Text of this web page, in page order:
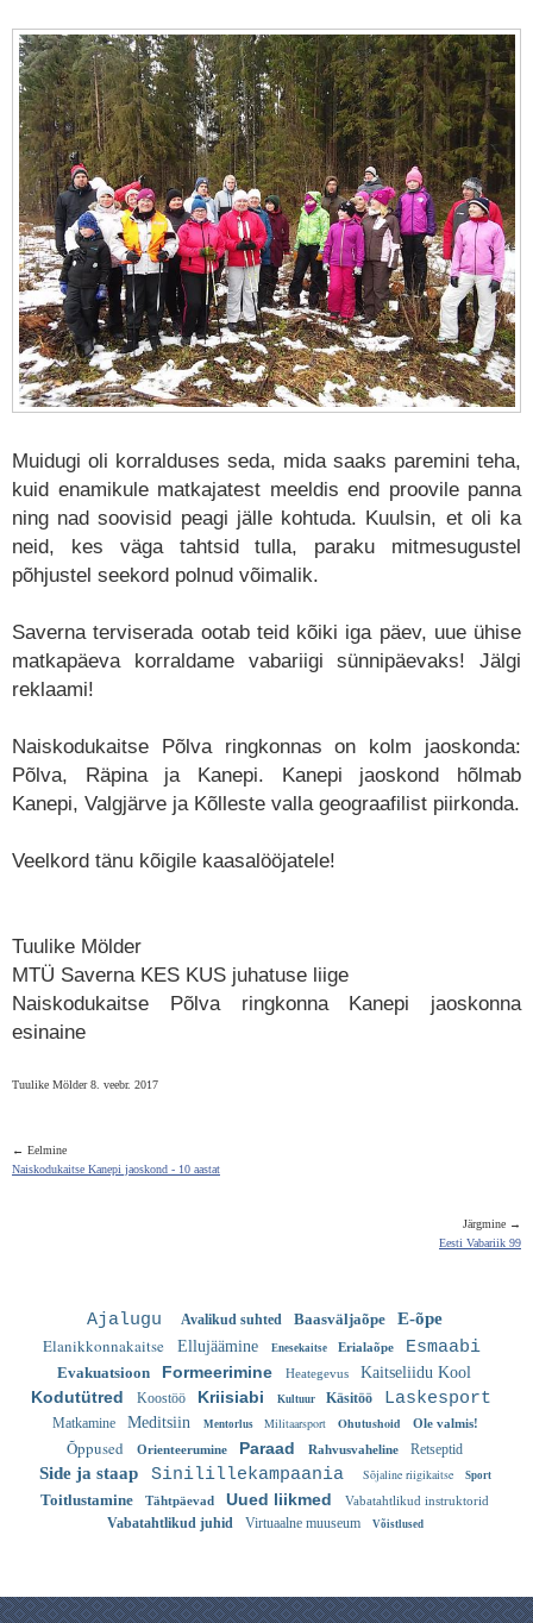
Muidugi oli korralduses seda, mida saaks paremini teha,
kuid enamikule matkajatest meeldis end proovile panna
ning nad soovisid peagi jälle kohtuda. Kuulsin, et oli ka
neid, kes väga tahtsid tulla, paraku mitmesugustel
põhjustel seekord polnud võimalik.
Saverna terviserada ootab teid kõiki iga päev, uue ühise
matkapäeva korraldame vabariigi sünnipäevaks! Jälgi
reklaami!
Naiskodukaitse Põlva ringkonnas on kolm jaoskonda:
Põlva, Räpina ja Kanepi. Kanepi jaoskond hõlmab
Kanepi, Valgjärve ja Kõlleste valla geograafilist piirkonda.
Veelkord tänu kõigile kaasalööjatele!
Tuulike Mölder
MTÜ Saverna KES KUS juhatuse liige
Naiskodukaitse Põlva ringkonna Kanepi jaoskonna
esinaine
Tuulike Mölder 8. veebr. 2017
← Eelmine
Naiskodukaitse Kanepi jaoskond - 10 aastat
Järgmine →
Eesti Vabariik 99
Ajalugu Avalikud suhted Baasväljaõpe E-õpe
Elanikkonnakaitse Ellujäämine Enesekaitse Erialaõpe Esmaabi
Evakuatsioon Formeerimine Heategevus Kaitseliidu Kool
Kodutütred Koostöö Kriisiabi Kultuur Käsitöö Laskesport
Matkamine Meditsiin Mentorlus Militaarsport Ohutushoid Ole valmis!
Õppused Orienteerumine Paraad Rahvusvaheline Retseptid
Side ja staap Sinilillekampaania Sõjaline riigikaitse Sport
Toitlustamine Tähtpäevad Uued liikmed Vabatahtlikud instruktorid
Vabatahtlikud juhid Virtuaalne muuseum Võistlused